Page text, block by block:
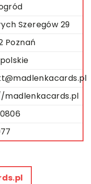
Szeregów 29
Poznań